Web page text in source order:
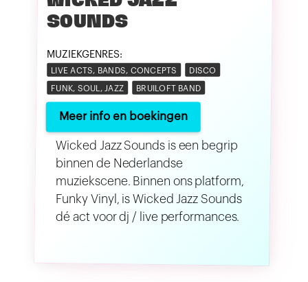
SOUNDS
MUZIEKGENRES:
LIVE ACTS, BANDS, CONCEPTS DISCO
FUNK, SOUL, JAZZ BRUILOFT BAND
Meer info en boekingen
Wicked Jazz Sounds is een begrip
binnen de Nederlandse
muziekscene. Binnen ons platform,
Funky Vinyl, is Wicked Jazz Sounds
dé act voor dj / live performances.